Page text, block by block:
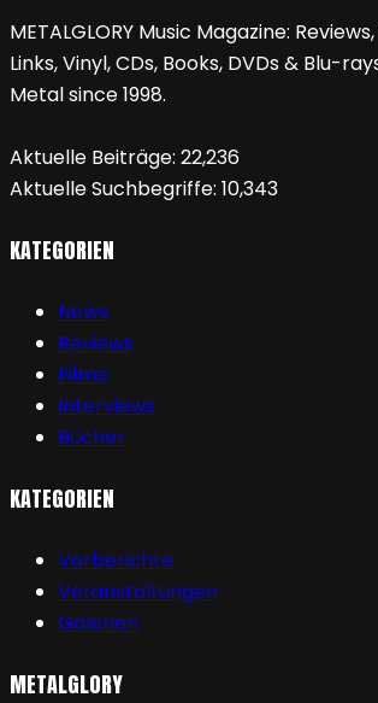
METALGLORY Music Magazine:
Links, Vinyl, CDs, Books, DVDs & Blu-
Metal since 1998.
Aktuelle Beiträge: 22,236
Aktuelle Suchbegriffe: 10,343
KATEGORIEN
News
Reviews
Filme
Interviews
Bücher
KATEGORIEN
Vorberichte
Veranstaltungen
Galerien
METALGLORY